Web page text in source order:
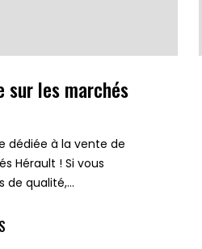
sur les marchés
dédiée à la vente de
Hérault ! Si vous
de qualité,…